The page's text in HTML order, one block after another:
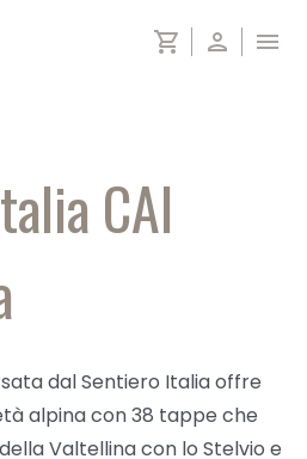
shopping_cart person menu
CAI
dal Sentiero Italia offre
alpina con 38 tappe che
Valtellina con lo Stelvio e